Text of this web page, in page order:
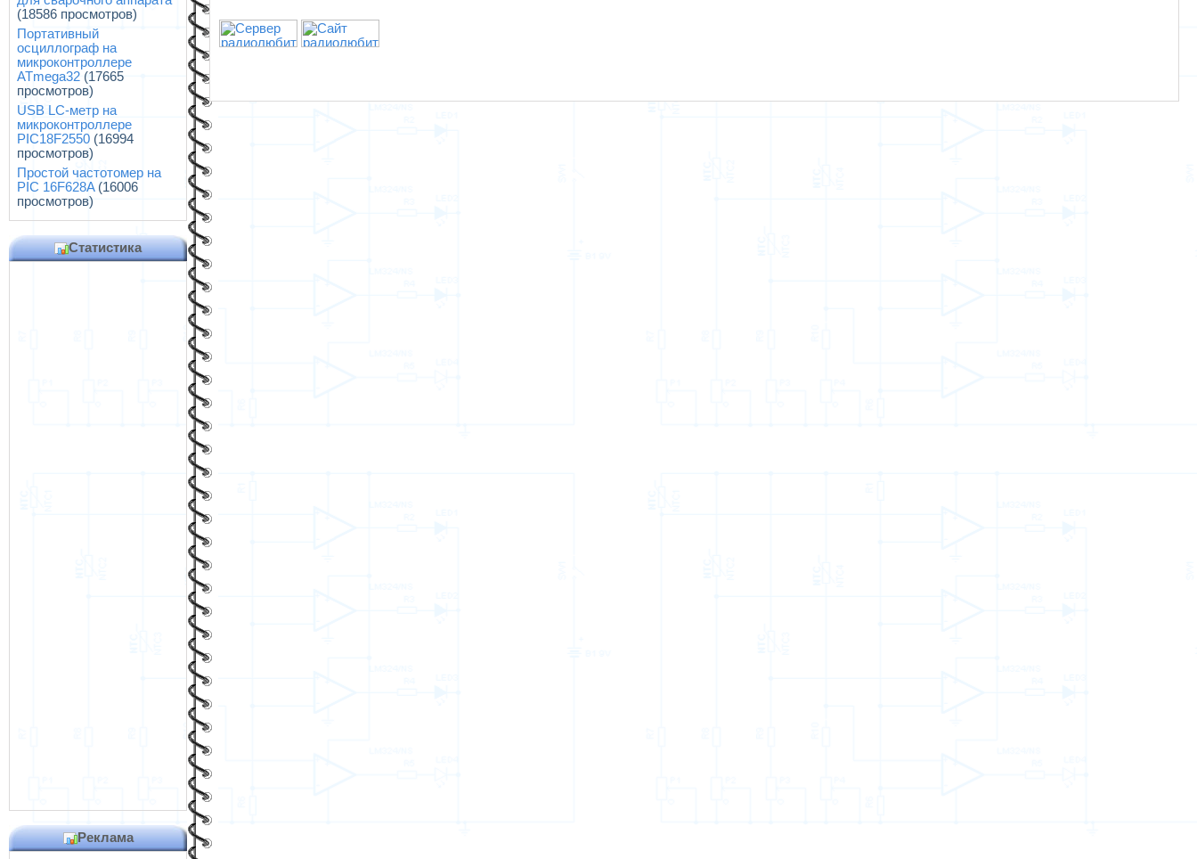
(18586 просмотров)
Портативный
осциллограф на
микроконтроллере
ATmega32 (17665
просмотров)
USB LC-метр на
микроконтроллере
PIC18F2550 (16994
просмотров)
Простой частотомер на
PIC 16F628A(16006
просмотров)
Статистика
Реклама